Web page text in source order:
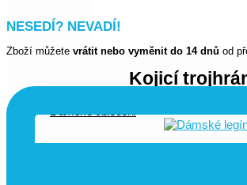
Kojicí
NESEDÍ? NEVADÍ!
Zboží můžete vrátit nebo vyměnit do 14 dnů od